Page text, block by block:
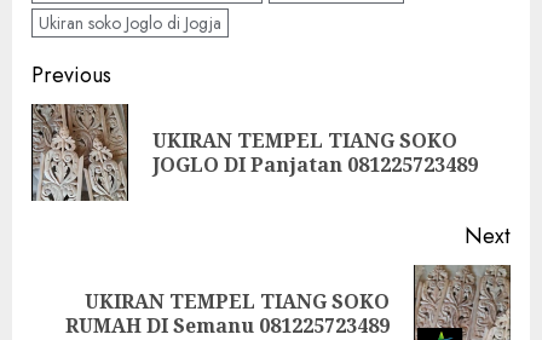
Ukiran soko Joglo di Jogja
Previous
UKIRAN TEMPEL TIANG SOKO
JOGLO DI Panjatan 081225723489
Next
UKIRAN TEMPEL TIANG SOKO
RUMAH DI Semanu 081225723489